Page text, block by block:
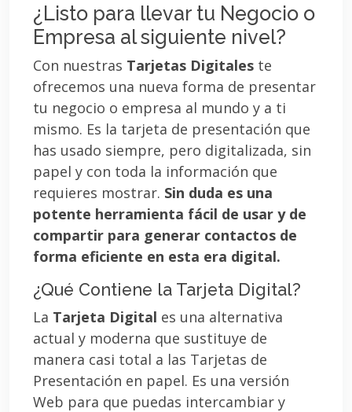
¿Listo para llevar tu Negocio o
Empresa al siguiente nivel?
Con nuestras Tarjetas Digitales te
ofrecemos una nueva forma de presentar
tu negocio o empresa al mundo y a ti
mismo. Es la tarjeta de presentación que
has usado siempre, pero digitalizada, sin
papel y con toda la información que
requieres mostrar. Sin duda es una
potente herramienta fácil de usar y de
compartir para generar contactos de
forma eficiente en esta era digital.
¿Qué Contiene la Tarjeta Digital?
La Tarjeta Digital es una alternativa
actual y moderna que sustituye de
manera casi total a las Tarjetas de
Presentación en papel. Es una versión
Web para que puedas intercambiar y